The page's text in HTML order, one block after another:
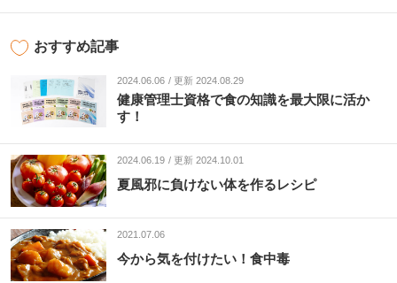
おすすめ記事
健康管理士資格で食の知識を最大限に活か
す！
2024.06.06 更新 2024.08.29
夏風邪に負けない体を作るレシピ
2024.06.19 更新 2024.10.01
今から気を付けたい！食中毒
2021.07.06